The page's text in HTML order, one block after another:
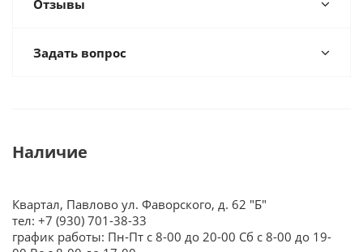
Отзывы
Задать вопрос
Наличие
Квартал, Павлово ул. Фаворского, д. 62 "Б"
тел: +7 (930) 701-38-33
график работы: Пн-Пт с 8-00 до 20-00 Сб с 8-00 до 19-